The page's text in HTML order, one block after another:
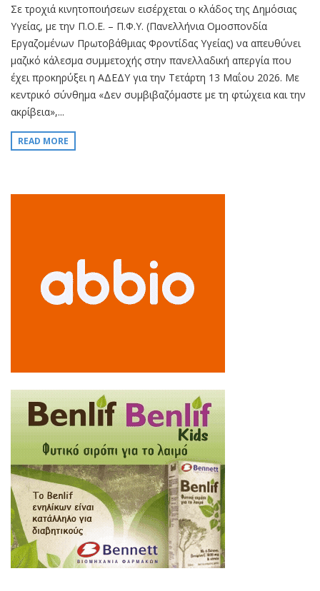
Σε τροχιά κινητοποιήσεων εισέρχεται ο κλάδος της Δημόσιας
Υγείας, με την Π.Ο.Ε. – Π.Φ.Υ. (Πανελλήνια Ομοσπονδία
Εργαζομένων Πρωτοβάθμιας Φροντίδας Υγείας) να απευθύνει
μαζικό κάλεσμα συμμετοχής στην πανελλαδική απεργία που
έχει προκηρύξει η ΑΔΕΔΥ για την Τετάρτη 13 Μαΐου 2026. Με
κεντρικό σύνθημα «Δεν συμβιβαζόμαστε με τη φτώχεια και την
ακρίβεια»,...
READ MORE